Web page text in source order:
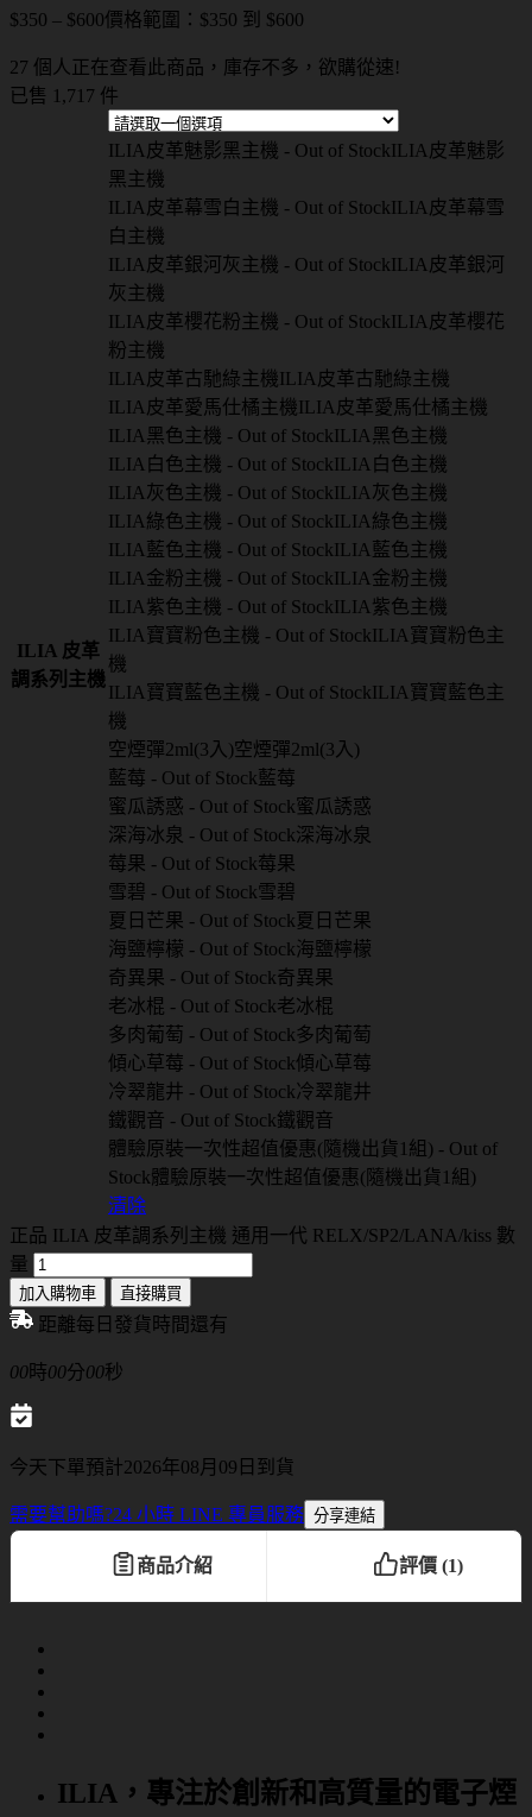
$350 – $600價格範圍：$350 到 $600
27 個人正在查看此商品，庫存不多，欲購從速!
已售 1,717 件
ILIA 皮革
調系列主機
ILIA皮革魅影黑主機 - Out of StockILIA皮革魅影
黑主機
ILIA皮革幕雪白主機 - Out of StockILIA皮革幕雪
白主機
ILIA皮革銀河灰主機 - Out of StockILIA皮革銀河
灰主機
ILIA皮革櫻花粉主機 - Out of StockILIA皮革櫻花
粉主機
ILIA皮革古馳綠主機ILIA皮革古馳綠主機
ILIA皮革愛馬仕橘主機ILIA皮革愛馬仕橘主機
ILIA黑色主機 - Out of StockILIA黑色主機
ILIA白色主機 - Out of StockILIA白色主機
ILIA灰色主機 - Out of StockILIA灰色主機
ILIA綠色主機 - Out of StockILIA綠色主機
ILIA藍色主機 - Out of StockILIA藍色主機
ILIA金粉主機 - Out of StockILIA金粉主機
ILIA紫色主機 - Out of StockILIA紫色主機
ILIA寶寶粉色主機 - Out of StockILIA寶寶粉色主
機
ILIA寶寶藍色主機 - Out of StockILIA寶寶藍色主
機
空煙彈2ml(3入)空煙彈2ml(3入)
藍莓 - Out of Stock藍莓
蜜瓜誘惑 - Out of Stock蜜瓜誘惑
深海冰泉 - Out of Stock深海冰泉
莓果 - Out of Stock莓果
雪碧 - Out of Stock雪碧
夏日芒果 - Out of Stock夏日芒果
海鹽檸檬 - Out of Stock海鹽檸檬
奇異果 - Out of Stock奇異果
老冰棍 - Out of Stock老冰棍
多肉葡萄 - Out of Stock多肉葡萄
傾心草莓 - Out of Stock傾心草莓
冷翠龍井 - Out of Stock冷翠龍井
鐵觀音 - Out of Stock鐵觀音
體驗原裝一次性超值優惠(隨機出貨1組) - Out of
Stock體驗原裝一次性超值優惠(隨機出貨1組)
清除
正品 ILIA 皮革調系列主機 通用一代 RELX/SP2/LANA/kiss 數
量
加入購物車 直接購買
距離每日發貨時間還有
00時00分00秒
今天下單預計2026年08月09日到貨
需要幫助嗎?24 小時 LINE 專員服務 分享連結
商品介紹 評價 (1)
ILIA，專注於創新和高質量的電子煙